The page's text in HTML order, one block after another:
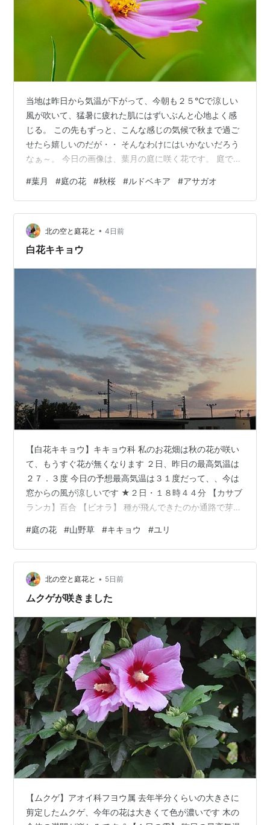
当地は昨日から気温が下がって、今朝も２５℃で涼しい
風が吹いて、猛暑に疲れた肌にはずいぶんと心地よく感
じる。 この先もずっと、こんな感じの気候で秋まで過ご
せたら嬉しいのだが・・ そんなわけにはいかないだろう
なぁ～。 今日の画像は、葉月の庭に咲く花です。 庭で咲
ア・タカオ。 アサガオ。 よろしかったらポチっとお願い
します。 ランキング参加中gooからきました ランキング
参加中お写んぽ日記 ランキング参加中はてなブログ【シ
ニア部門】 ランキング参加中植物 ランキング参加中野生
動物・自然観察
#葉月 #庭の花 #秋桜 #ルドベキア #アサガオ
北の空と庭花と • 4日前
白花キキョウ
【白花キキョウ】キキョウ科 私のお花畑は秋の花が咲い
て、もうすぐ花が無くなります ２日、昨日の最高気温は
２７．３度 今日の予想最高気温は３１度だって、、今は
窓からの風が涼しいです ★２日・１８時４４分 【カサブ
ランカ】百合 【ビオラ】 種が飛んできたのか通路で芽を
シロが来て蜜を吸ってました 【軽石にシダ】 草取りして
て石の上をよく見ると、カッコイイ寄せ植えになってい
る センス悪い私には出来ない自然の芸術ね 【イトバハル
シャギク】 ランキング参加中花のある風景 ランキング参
加中みんなの花図鑑 ランキング参加中高山植物、山野
#庭の花 #山野草 #キキョウ #ユリ
北の空と庭花と • 5日前
ムクゲが咲きました
【ムクゲ】アオイ科フヨウ属 去年半分くらいの大きさに
剪定したムクゲ、今年の花は大きくて色が濃いです 木の